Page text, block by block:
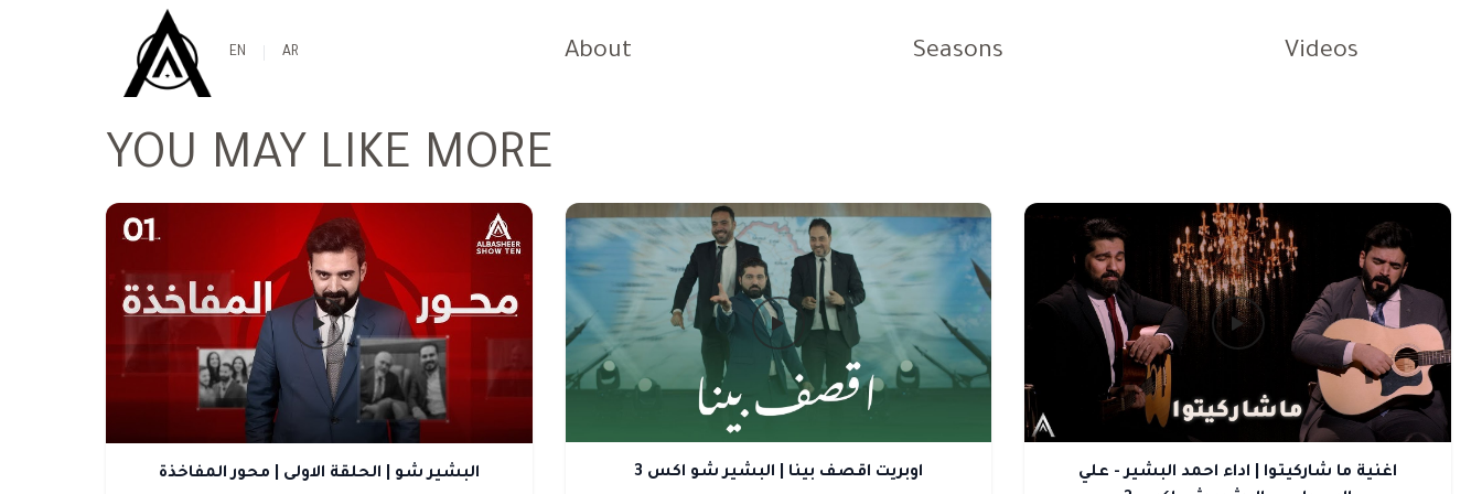
EN AR About Seasons Videos
YOU MAY LIKE MORE
البشير شو | الحلقة الاولى | محور المفاخذة اوبريت اقصف بينا | البشير شو اكس 3
اغنية ما شاركيتوا | اداء احمد البشير - علي